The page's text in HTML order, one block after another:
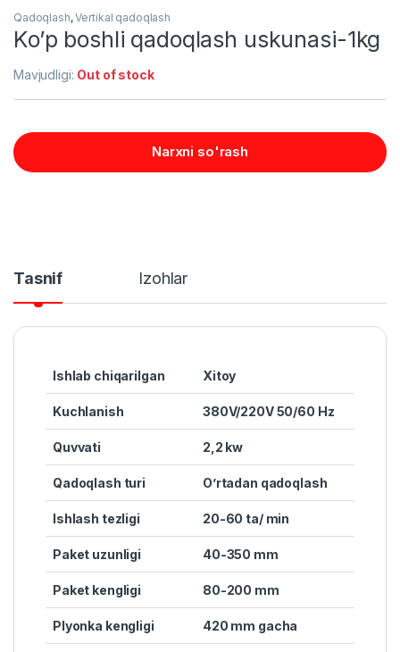
Qadoqlash,Vertikal qadoqlash
Ko’p boshli qadoqlash uskunasi-1kg
Mavjudligi: Out of stock
Narxni so'rash
Tasnif Izohlar
Ishlab chiqarilgan Xitoy
Kuchlanish 380V/220V 50/60 Hz
Quvvati 2,2 kw
Qadoqlash turi O’rtadan qadoqlash
Ishlash tezligi 20-60 ta/ min
Paket uzunligi 40-350 mm
Paket kengligi 80-200 mm
Plyonka kengligi 420 mm gacha